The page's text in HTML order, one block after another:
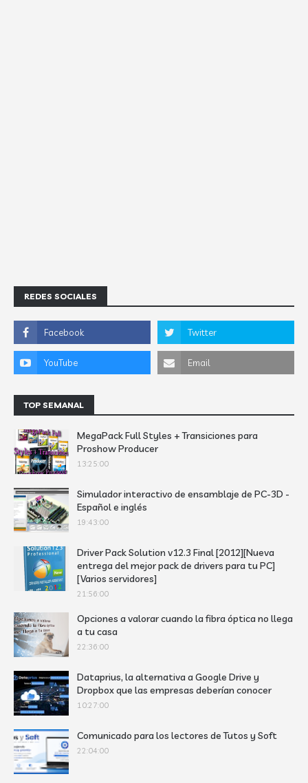
REDES SOCIALES
TOP SEMANAL
MegaPack Full Styles + Transiciones para
Proshow Producer
13:25:00
Simulador interactivo de ensamblaje de PC-3D -
Español e inglés
19:43:00
Driver Pack Solution v12.3 Final [2012][Nueva
entrega del mejor pack de drivers para tu PC]
[Varios servidores]
21:56:00
Opciones a valorar cuando la fibra óptica no llega
a tu casa
22:36:00
Dataprius, la alternativa a Google Drive y
Dropbox que las empresas deberían conocer
10:27:00
Comunicado para los lectores de Tutos y Soft
22:04:00